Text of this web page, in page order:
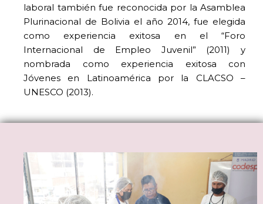
laboral también fue reconocida por la Asamblea
Plurinacional de Bolivia el año 2014, fue elegida
como experiencia exitosa en el “Foro
Internacional de Empleo Juvenil” (2011) y
nombrada como experiencia exitosa con
Jóvenes en Latinoamérica por la CLACSO –
UNESCO (2013).